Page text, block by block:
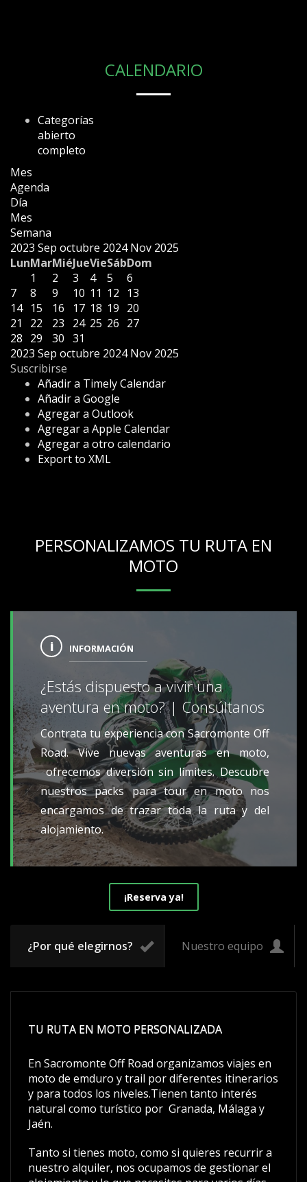
CALENDARIO
Categorías
abierto
completo
Mes
Agenda
Día
Mes
Semana
2023 Sep octubre 2024 Nov 2025
LunMarMiéJueVieSábDom
1
2 3 4 5
6
7
8 9 10 11 12
13
14 15 16 17 18 19 20
21
22 23 24 25 26 27
28 29 30 31
2023 Sep octubre 2024 Nov 2025
Suscribirse
Añadir a Timely Calendar
Añadir a Google
Agregar a Outlook
Agregar a Apple Calendar
Agregar a otro calendario
Export to XML
PERSONALIZAMOS TU RUTA EN
MOTO
INFORMACIÓN
¿Estás dispuesto a vivir una
aventura en moto? | Consúltanos
Contrata tu experiencia con Sacromonte Off
Road. Vive nuevas aventuras en moto,
ofrecemos diversión sin límites. Descubre
nuestros packs para tour en moto nos
encargamos de trazar toda la ruta y del
alojamiento.
¡Reserva ya!
¿Por qué elegirnos? Nuestro equipo
TU RUTA EN MOTO PERSONALIZADA
En Sacromonte Off Road organizamos viajes en
moto de emduro y trail por diferentes itinerarios
y para todos los niveles.Tienen tanto interés
natural como turístico por Granada, Málaga y
Jaén.
Tanto si tienes moto, como si quieres recurrir a
nuestro alquiler, nos ocupamos de gestionar el